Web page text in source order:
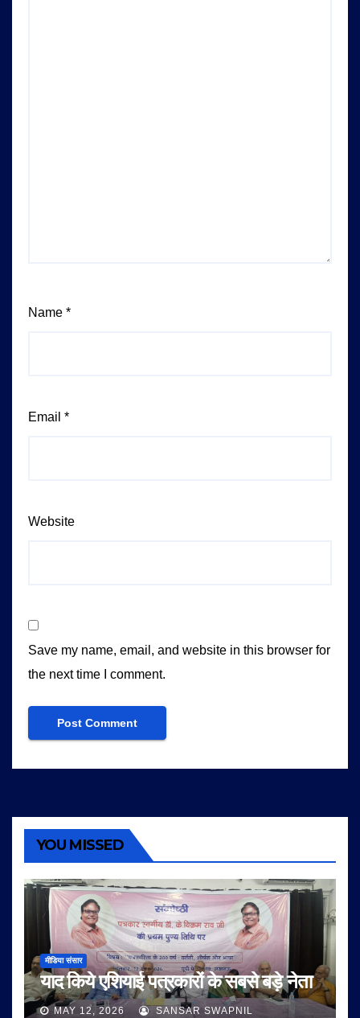
Name *
Email *
Website
Save my name, email, and website in this browser for
the next time I comment.
YOU MISSED
मीडिया संसार
याद किये एशियाई पत्रकारों के सबसे बड़े नेता
MAY 12, 2026 SANSAR SWAPNIL